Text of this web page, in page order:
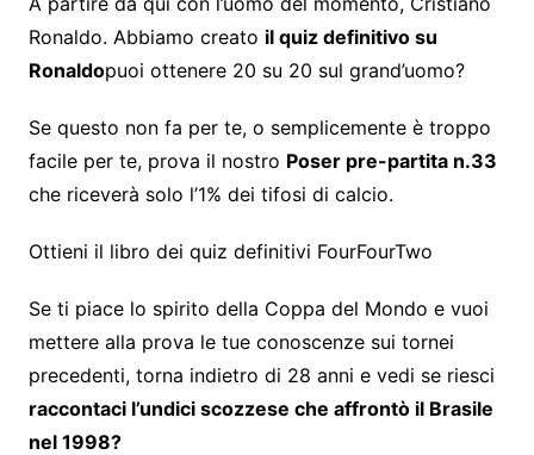
Ronaldo. Abbiamo creato il quiz definitivo su
Ronaldopuoi ottenere 20 su 20 sul grand’uomo?
Se questo non fa per te, o semplicemente è troppo
facile per te, prova il nostro Poser pre-partita n.33
che riceverà solo l’1% dei tifosi di calcio.
Ottieni il libro dei quiz definitivi FourFourTwo
Se ti piace lo spirito della Coppa del Mondo e vuoi
mettere alla prova le tue conoscenze sui tornei
precedenti, torna indietro di 28 anni e vedi se riesci
raccontaci l’undici scozzese che affrontò il Brasile
nel 1998?